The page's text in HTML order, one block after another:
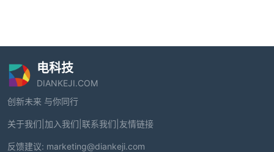
电科技
DIANKEJI.COM
创新未来 与你同行
关于我们 加入我们 联系我们 友情链接
反馈建议: marketing@diankeji.com